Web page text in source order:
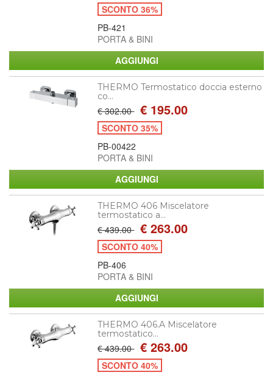
SCONTO 36%
PB-421
PORTA & BINI
THERMO Termostatico doccia esterno
co...
€ 302.00 € 195.00
SCONTO 35%
PB-00422
PORTA & BINI
THERMO 406 Miscelatore
termostatico a...
€ 439.00 € 263.00
SCONTO 40%
PB-406
PORTA & BINI
THERMO 406.A Miscelatore
termostatico...
€ 439.00 € 263.00
SCONTO 40%